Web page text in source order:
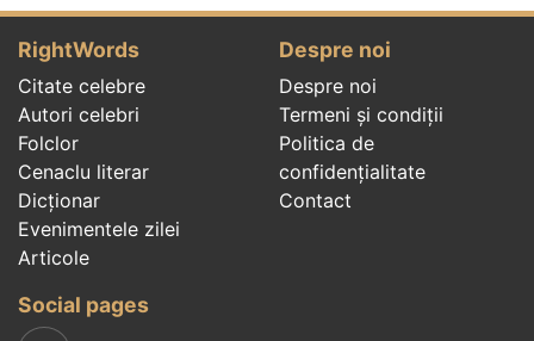
RightWords
Citate celebre
Autori celebri
Folclor
Cenaclu literar
Dicționar
Evenimentele zilei
Articole
Despre noi
Despre noi
Termeni și condiții
Politica de
confidenţialitate
Contact
Social pages